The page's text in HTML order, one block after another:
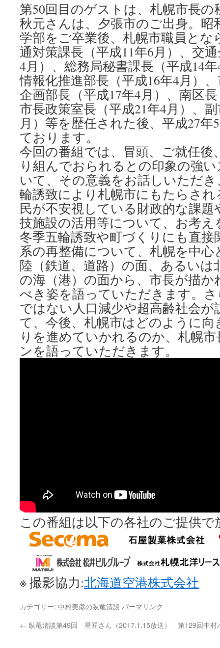
第50回目のゲストは、札幌市長
秋元さんは、夕張市のご出身。昭
学部をご卒業後、札幌市職員とな
通対策課長（平成11年6月）、交
4月）、総務局秘書課長（平成14
情報化推進部長（平成16年4月）
企画部長（平成17年4月）、南区
市長政策室長（平成21年4月）、
月）等を歴任された後、平成27年
ております。
今回の番組では、冒頭、ご就任後
り組んでおられるとの印象の強
いて、その意義をお話しいただ
輪誘致により札幌市にもたらさ
民が不安視している財政的な課題
技施設の活用等について、お考
冬季五輪誘致や町づくりにも直接
系の再整備について、札幌を中
陸（鉄道、道路）の面、あるいは
の海（港）の面から、市長が描
べき姿を語っていただきます。
ではない人口減少や超高齢社会が
て、今後、札幌市はどのように
りを進めていかれるのか、札幌
ンを語っていただきます。
この番組は以下の各社のご提供
※ 撮影協力:北海道空港株式会社
カテゴリー: 中村美彦の臥竜清談 パーマリンク
← 臥竜清談第49回 星匠さん（2017.1.15放送） 第129回中村